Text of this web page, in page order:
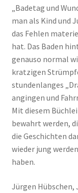
„Badetag und
man als Kind und
das Fehlen
hat. Das Baden
genauso normal
kratzigen
stundenlanges
angingen und
Mit diesem
bewahrt werden,
die Geschichten
wieder jung
haben.
Jürgen Hübschen,